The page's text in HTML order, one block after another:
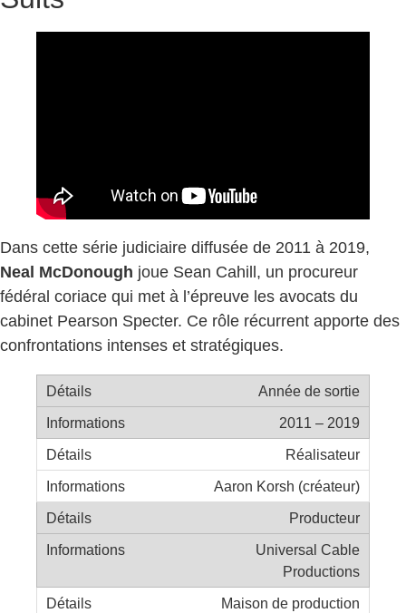
Dans cette série judiciaire diffusée de 2011 à 2019,
Neal McDonough joue Sean Cahill, un procureur
fédéral coriace qui met à l’épreuve les avocats du
cabinet Pearson Specter. Ce rôle récurrent apporte des
confrontations intenses et stratégiques.
Année de sortie
2011 – 2019
Réalisateur
Aaron Korsh (créateur)
Producteur
Universal Cable
Productions
Maison de production